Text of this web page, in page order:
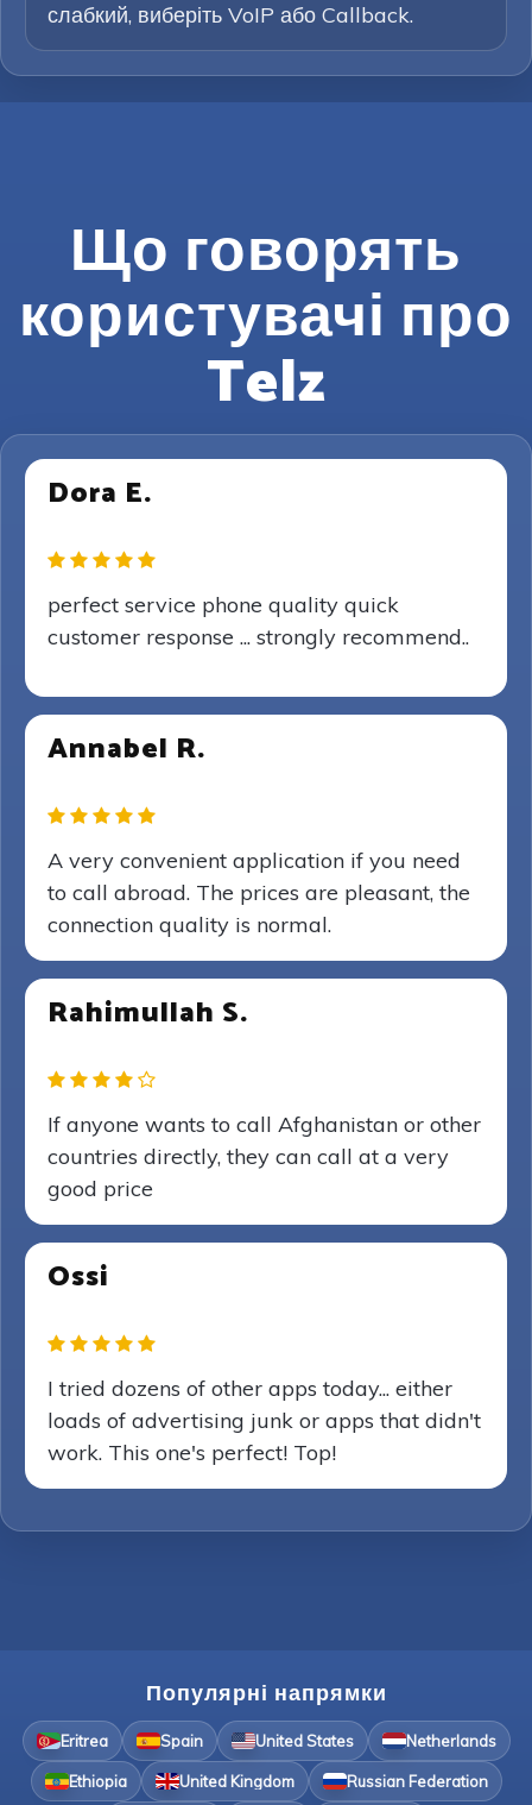
слабкий, виберіть VoIP або Callback.
Що говорять
користувачі про
Telz
Dora E.
perfect service phone quality quick
customer response ... strongly recommend..
Annabel R.
A very convenient application if you need
to call abroad. The prices are pleasant, the
connection quality is normal.
Rahimullah S.
If anyone wants to call Afghanistan or other
countries directly, they can call at a very
good price
Ossi
I tried dozens of other apps today... either
loads of advertising junk or apps that didn't
work. This one's perfect! Top!
Популярні напрямки
Eritrea Spain United States Netherlands
Ethiopia United Kingdom Russian Federation